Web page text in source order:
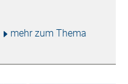
mehr zum Thema